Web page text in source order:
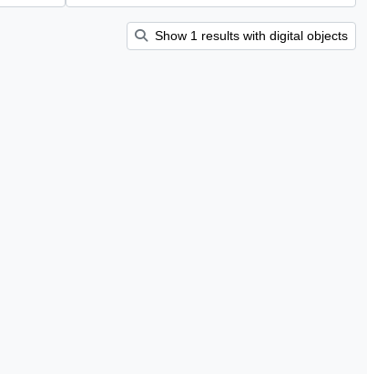
Show 1 results with digital objects